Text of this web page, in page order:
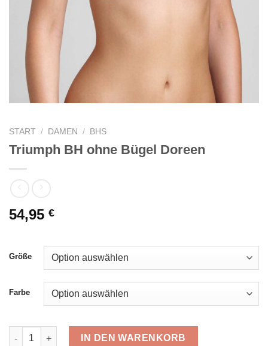
START / DAMEN / BHS
Triumph BH ohne Bügel Doreen
54,95 €
Größe
Farbe
Triumph BH ohne Bügel Doreen Menge
IN DEN WARENKORB